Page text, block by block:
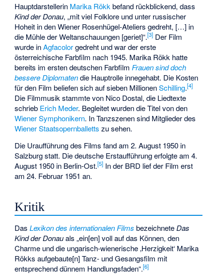
Hauptdarstellerin Marika Rökk befand rückblickend, dass
Kind der Donau, „mit viel Folklore und unter russischer
Hoheit in den Wiener Rosenhügel-Ateliers gedreht, […] in
die Mühle der Weltanschauungen [geriet]“.[3] Der Film
wurde inAgfacolorgedreht und war der erste
österreichische Farbfilm nach 1945. Marika Rökk hatte
bereits im ersten deutschen Farbfilm Frauen sind doch
bessere Diplomatendie Hauptrolle innegehabt. Die Kosten
für den Film beliefen sich auf sieben MillionenSchilling.[4]
Die Filmmusik stammte von Nico Dostal, die Liedtexte
schrieb Erich Meder. Begleitet wurden die Titel von den
Wiener Symphonikern. In Tanzszenen sind Mitglieder des
Wiener Staatsopernballetts zu sehen.
Die Uraufführung des Films fand am 2. August 1950 in
Salzburg statt. Die deutsche Erstaufführung erfolgte am 4.
August 1950 in Berlin-Ost.[5] In der BRD lief der Film erst
am 24. Februar 1951 an.
Kritik
DasLexikon des internationalen Films bezeichneteDas
Kind der Donauals „ein[en] voll auf das Können, den
Charme und die ungarisch-wienerische ‚Herzigkeit‘ Marika
Rökks aufgebaute[n] Tanz- und Gesangsfilm mit
entsprechend dünnem Handlungsfaden“.[6]